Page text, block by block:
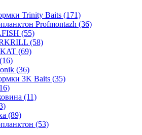
Trinity Baits (171)
Profmontazh (36)
(55)
(58)
(69)
(36)
3K Baits (35)
(11)
(89)
(53)